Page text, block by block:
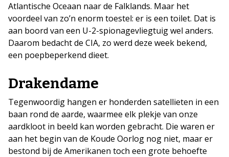
Atlantische Oceaan naar de Falklands. Maar het
voordeel van zo’n enorm toestel: er is een toilet. Dat is
aan boord van een U-2-spionagevliegtuig wel anders.
Daarom bedacht de CIA, zo werd deze week bekend,
een poepbeperkend dieet.
Drakendame
Tegenwoordig hangen er honderden satellieten in een
baan rond de aarde, waarmee elk plekje van onze
aardkloot in beeld kan worden gebracht. Die waren er
aan het begin van de Koude Oorlog nog niet, maar er
bestond bij de Amerikanen toch een grote behoefte